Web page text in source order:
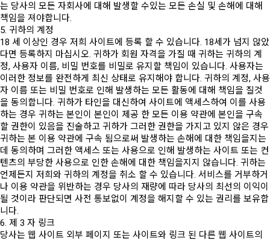
는 당사의 모든 자회사에 대해 발생할 수있는 모든 손실 및 손해에 대해
책임을 져야합니다.
5. 귀하의 계정
18 세 이상인 경우 저희 사이트에 등록 할 수 있습니다. 18세가 넘지 않았
다면 등록하지 마십시오. 귀하가 회원 자격을 가질 때 귀하는 귀하의 계
정, 사용자 이름, 비밀 번호를 비밀로 유지할 책임이 있습니다. 사용자는
이러한 정보를 완전하게 최신 상태로 유지해야 합니다. 귀하의 계정, 사용
자 이름 또는 비밀 번호로 인해 발생하는 모든 활동에 대해 책임을 질것
을 동의합니다. 귀하가 타인을 대신하여 사이트에 액세스하여 이를 사용
하는 경우 귀하는 본인이 본인이 제공 한 모든 이용 약관에 본인을 구속
할 권한이 있음을 진술하고 귀하가 그러한 권한을 가지고 있지 않은 경우
귀하는 본 이용 약관에 구속 됨으로써 발생하는 손해에 대한 책임을지는
데 동의하며 그러한 액세스 또는 사용으로 인해 발생하는 사이트 또는 컨
텐츠의 부당한 사용으로 인한 손해에 대한 책임을지지 않습니다. 귀하는
언제든지 저희와 귀하의 계정을 취소 할 수 있습니다. 서비스를 거부하거
나 이용 약관을 위반하는 경우 당사의 재량에 따라 당사의 최선의 이익이
될 것이라 판단되면 사전 통보없이 계정을 해지할 수 있는 권리를 보유합
니다.
6. 제 3 자 링크
당사는 웹 사이트 외부 페이지 또는 사이트와 링크 된 다른 웹 사이트의